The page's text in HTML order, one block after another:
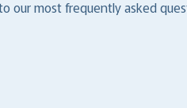
our most frequently asked